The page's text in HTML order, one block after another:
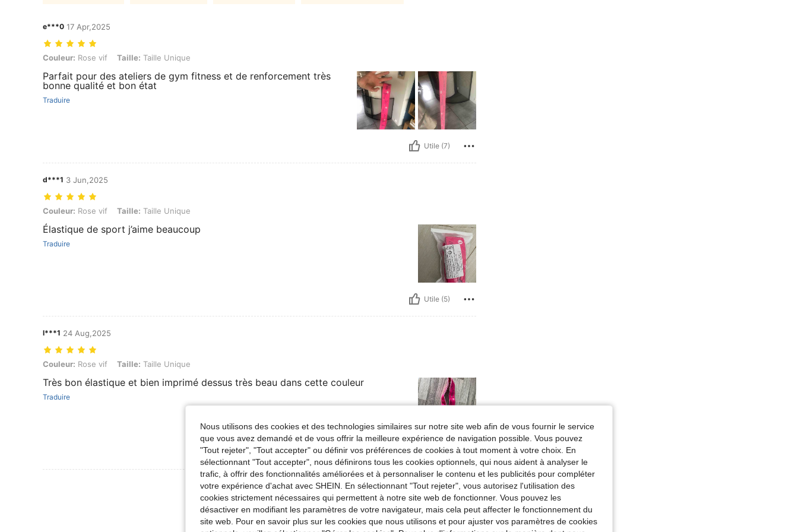
e***0 17 Apr,2025
Couleur: Rose vif, Taille: Taille Unique
Couleur: Rose vif Taille: Taille Unique
Parfait pour des ateliers de gym fitness et de renforcement très
bonne qualité et bon état
Traduire
Utile (7)
d***1 3 Jun,2025
Couleur: Rose vif, Taille: Taille Unique
Couleur: Rose vif Taille: Taille Unique
Élastique de sport j’aime beaucoup
Traduire
Utile (5)
l***1 24 Aug,2025
Couleur: Rose vif, Taille: Taille Unique
Couleur: Rose vif Taille: Taille Unique
Très bon élastique et bien imprimé dessus très beau dans cette couleur
Traduire
Utile (2)
Voir Plus D'avis
Nous utilisons des cookies et des technologies similaires sur notre site web afin de vous fournir le service
que vous avez demandé et de vous offrir la meilleure expérience de navigation possible. Vous pouvez
"Tout rejeter", "Tout accepter" ou définir vos préférences de cookies à tout moment à votre choix. En
sélectionnant "Tout accepter", nous définirons tous les cookies optionnels, qui nous aident à analyser le
trafic, à offrir des fonctionnalités améliorées et à personnaliser le contenu et les publicités pour compléter
votre expérience d'achat avec SHEIN. En sélectionnant "Tout rejeter", vous autorisez l'utilisation des
cookies strictement nécessaires qui permettent à notre site web de fonctionner. Vous pouvez les
désactiver en modifiant les paramètres de votre navigateur, mais cela peut affecter le fonctionnement du
site web. Pour en savoir plus sur les cookies que nous utilisons et pour ajuster vos paramètres de cookies